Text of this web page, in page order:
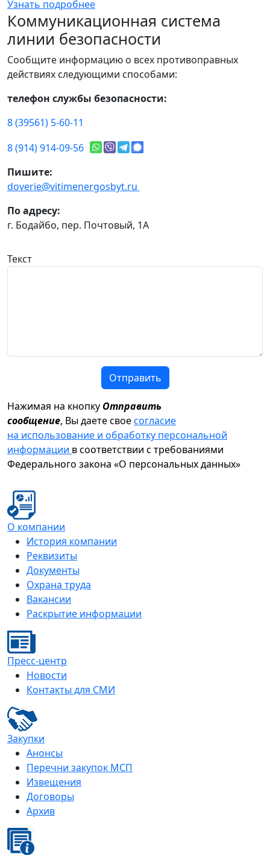
Узнать подробнее
Коммуникационная система
линии безопасности
Сообщите информацию о всех противоправных
действиях следующими способами:
телефон службы безопасности:
8 (39561) 5-60-11
8 (914) 914-09-56
Пишите:
doverie@vitimenergosbyt.ru
По адресу:
г. Бодайбо, пер. Почтовый, 1А
Текст
Отправить
Нажимая на кнопку Отправить
сообщение, Вы даете своесогласие
на использование и обработку персональной
информации в соответствии с требованиями
Федерального закона «О персональных данных»
О компании
История компании
Реквизиты
Документы
Охрана труда
Вакансии
Раскрытие информации
Пресс-центр
Новости
Контакты для СМИ
Закупки
Анонсы
Перечни закупок МСП
Извещения
Договоры
Архив